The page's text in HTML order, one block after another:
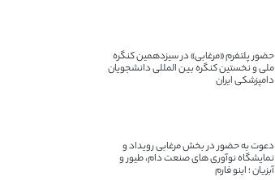
حضور پلتفرم «مرغابی» در سیزدهمین کنگره
ملی و نخستین کنگره بین ‌المللی دانشجویان
دامپزشکی ایران
دعوت به حضور در بخش مرغابی رویداد و
نمایشگاه نوآوری های صنعت دام، طیور و
آبزیان ؛ اینو فارم